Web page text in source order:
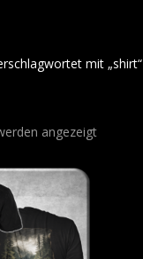
mit „shirt“
angezeigt